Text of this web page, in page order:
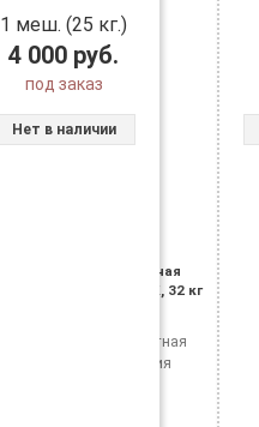
1 меш. (25 кг.)
4 000 руб.
под заказ
Нет в наличии
Лахта эластичная
гидроизоляция, 2К, 32 кг
полимерцементная
гидроизоляция